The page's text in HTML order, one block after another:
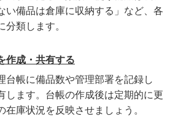
い備品は倉庫に収納する」など、各
分類します。
作成・共有する
台帳に備品数や管理部署を記録し
します。台帳の作成後は定期的に更
在庫状況を反映させましょう。